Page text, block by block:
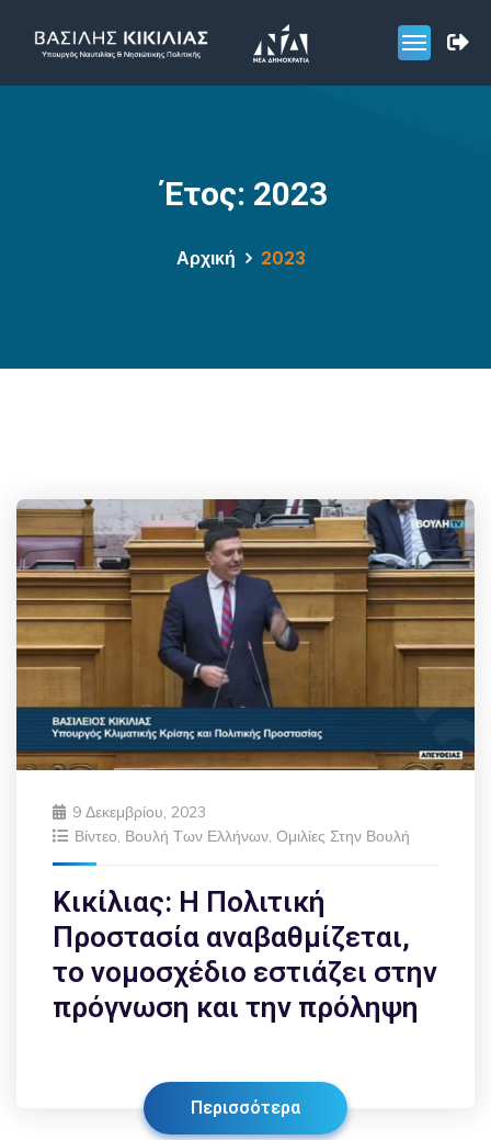
Έτος: 2023
Αρχική 2023
9 Δεκεμβρίου, 2023
Βίντεο, Βουλή Των Ελλήνων, Ομιλίες Στην Βουλή
Κικίλιας: Η Πολιτική
Προστασία αναβαθμίζεται,
το νομοσχέδιο εστιάζει στην
πρόγνωση και την πρόληψη
Περισσότερα